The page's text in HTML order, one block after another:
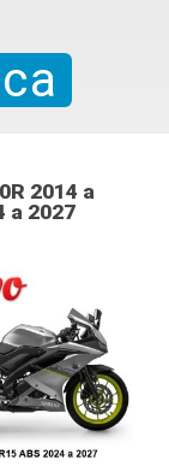
2014 a
a 2027